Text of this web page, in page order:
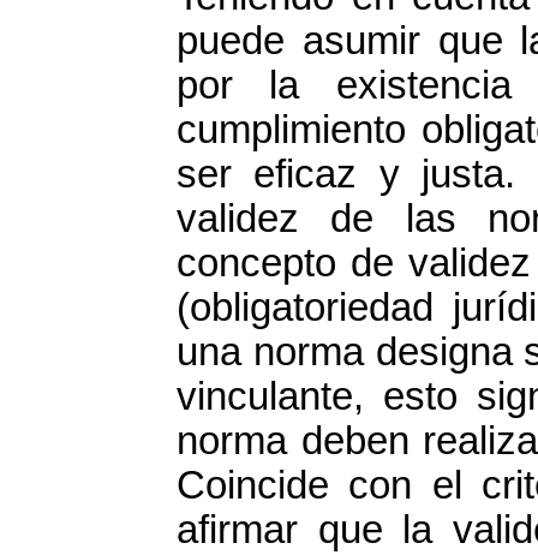
puede asumir que
por la
cumplimiento
ser eficaz y justa.
validez de las
concepto de
(obligatoriedad
una norma designa
vinculante, esto
norma deben
Coincide con el
afirmar que la